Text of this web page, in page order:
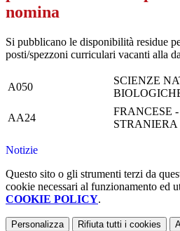
nomina
Si pubblicano le disponibilità residue
posti/spezzoni curriculari vacanti alla
A050
SCIENZE
AA24
FRANCESE
STRANIERA
Notizie
Questo sito o gli strumenti terzi da
cookie necessari al funzionamento ed
COOKIE POLICY.
Personalizza Rifiuta tutti i cookies